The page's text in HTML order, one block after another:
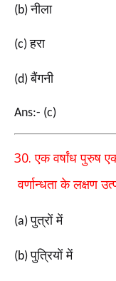
(b)नीला
(c)हरा
(d)बैंगनी
Ans:- (c)
30.एक वर्षांध पुरुष
वर्णान्धता के लक्षण
(a)पुत्रों में
(b)पुत्रियों में